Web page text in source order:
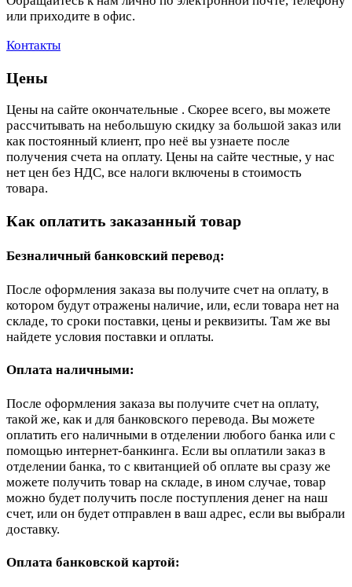
или приходите в офис.
Контакты
Цены
Цены на сайте окончательные . Скорее всего, вы можете
рассчитывать на небольшую скидку за большой заказ или
как постоянный клиент, про неё вы узнаете после
получения счета на оплату. Цены на сайте честные, у нас
нет цен без НДС, все налоги включены в стоимость
товара.
Как оплатить заказанный товар
Безналичный банковский перевод:
После оформления заказа вы получите счет на оплату, в
котором будут отражены наличие, или, если товара нет на
складе, то сроки поставки, цены и реквизиты. Там же вы
найдете условия поставки и оплаты.
Оплата наличными:
После оформления заказа вы получите счет на оплату,
такой же, как и для банковского перевода. Вы можете
оплатить его наличными в отделении любого банка или с
помощью интернет-банкинга. Если вы оплатили заказ в
отделении банка, то с квитанцией об оплате вы сразу же
можете получить товар на складе, в ином случае, товар
можно будет получить после поступления денег на наш
счет, или он будет отправлен в ваш адрес, если вы выбрали
доставку.
Оплата банковской картой: